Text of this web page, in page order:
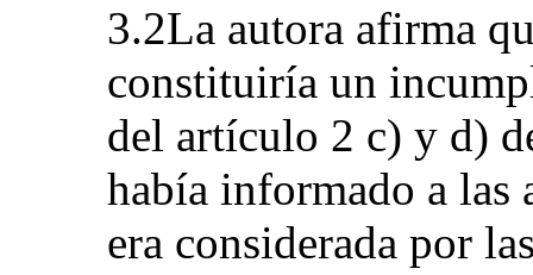
3.2La autora afirma
constituiría un
del artículo 2 c) y d)
había informado a las
era considerada por